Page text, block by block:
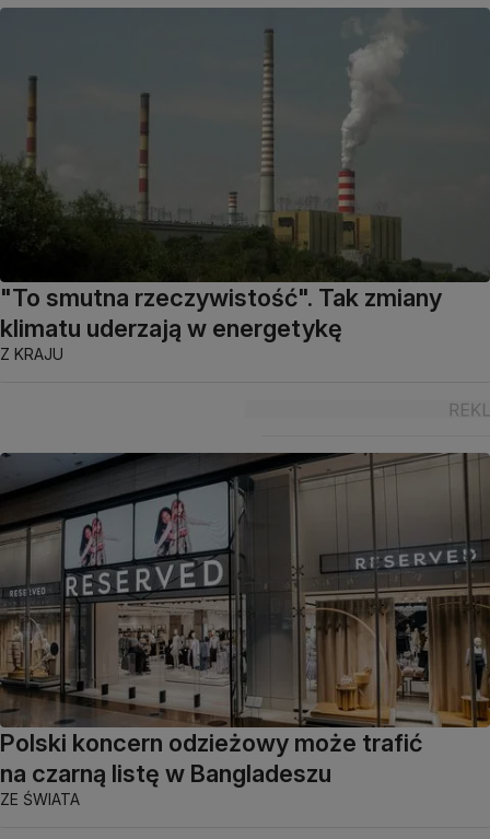
"To smutna rzeczywistość". Tak zmiany
klimatu uderzają w energetykę
Z KRAJU
Polski koncern odzieżowy może trafić
na czarną listę w Bangladeszu
ZE ŚWIATA